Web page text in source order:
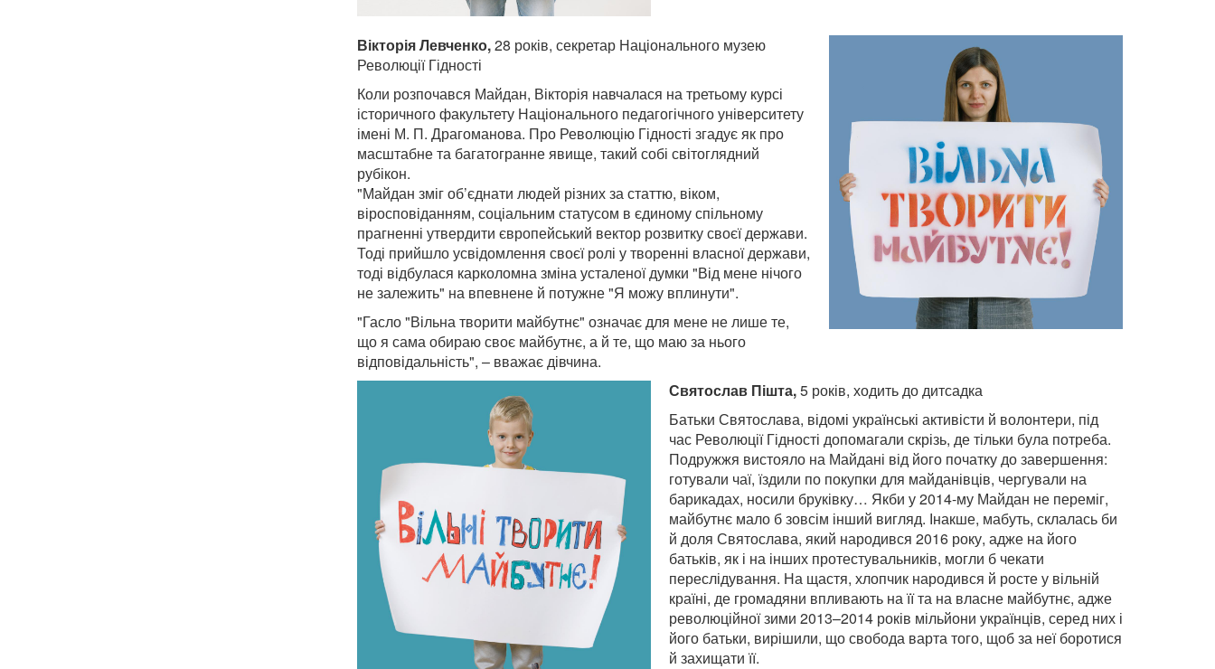
Вікторія Левченко,28 років, секретар Національного музею
Революції Гідності
Коли розпочався Майдан, Вікторія навчалася на третьому курсі
історичного факультету Національного педагогічного університету
імені М. П. Драгоманова. Про Революцію Гідності згадує як про
масштабне та багатогранне явище, такий собі світоглядний
рубікон.
"Майдан зміг об’єднати людей різних за статтю, віком,
віросповіданням, соціальним статусом в єдиному спільному
прагненні утвердити європейський вектор розвитку своєї держави.
Тоді прийшло усвідомлення своєї ролі у творенні власної держави,
тоді відбулася карколомна зміна усталеної думки "Від мене нічого
не залежить" на впевнене й потужне "Я можу вплинути".
"Гасло "Вільна творити майбутнє" означає для мене не лише те,
що я сама обираю своє майбутнє, а й те, що маю за нього
відповідальність", – вважає дівчина.
Святослав Пішта,5 років, ходить до дитсадка
Батьки Святослава, відомі українські активісти й волонтери, під
час Революції Гідності допомагали скрізь, де тільки була потреба.
Подружжя вистояло на Майдані від його початку до завершення:
готували чаї, їздили по покупки для майданівців, чергували на
барикадах, носили бруківку… Якби у 2014-му Майдан не переміг,
майбутнє мало б зовсім інший вигляд. Інакше, мабуть, склалась би
й доля Святослава, який народився 2016 року, адже на його
батьків, як і на інших протестувальників, могли б чекати
переслідування. На щастя, хлопчик народився й росте у вільній
країні, де громадяни впливають на її та на власне майбутнє, адже
революційної зими 2013–2014 років мільйони українців, серед них і
його батьки, вирішили, що свобода варта того, щоб за неї боротися
й захищати її.